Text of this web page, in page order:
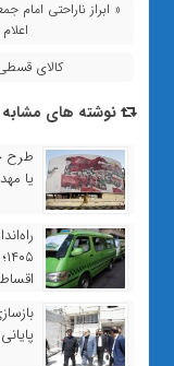
« ابراز ناراحتی
کالای
نوشته های مشابه
طرح
یا